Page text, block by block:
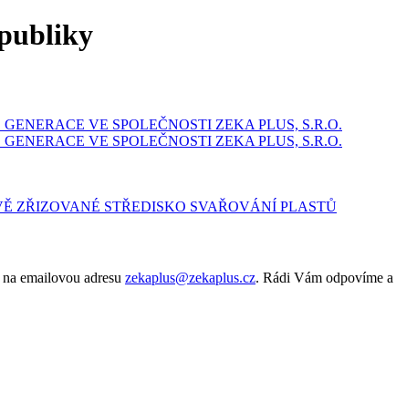
VE SPOLEČNOSTI ZEKA PLUS, S.R.O.
VE SPOLEČNOSTI ZEKA PLUS, S.R.O.
ZŘIZOVANÉ STŘEDISKO SVAŘOVÁNÍ PLASTŮ
emailovou adresu zekaplus@zekaplus.cz. Rádi Vám odpovíme a